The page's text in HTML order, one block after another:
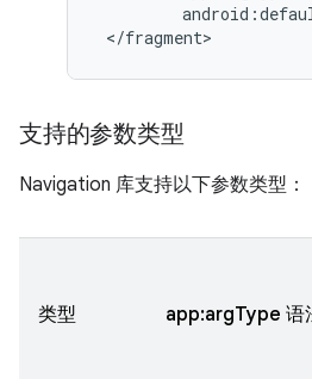
支持的参数类型
Navigation 库支持以下参数类型：
类型 app:argType 语